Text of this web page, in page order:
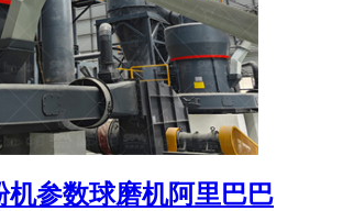
机参数球磨机阿里巴巴